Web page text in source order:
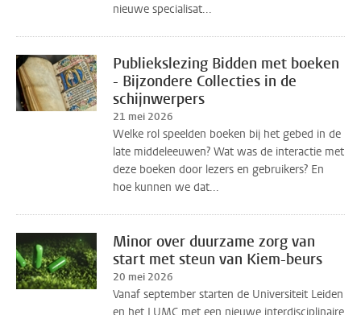
nieuwe specialisat...
Publiekslezing Bidden met boeken
- Bijzondere Collecties in de
schijnwerpers
21 mei 2026
Welke rol speelden boeken bij het gebed in de
late middeleeuwen? Wat was de interactie met
deze boeken door lezers en gebruikers? En
hoe kunnen we dat...
Minor over duurzame zorg van
start met steun van Kiem-beurs
20 mei 2026
Vanaf september starten de Universiteit Leiden